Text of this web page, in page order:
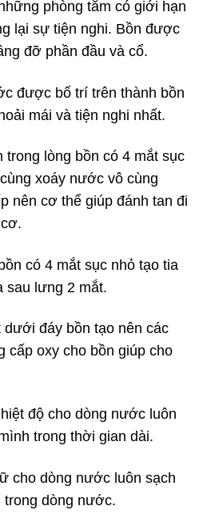
phòng tắm có giới hạn
lại sự tiện nghi. Bồn được
đỡ phần đầu và cổ.
được bố trí trên thành bồn
mái và tiện nghi nhất.
trong lòng bồn có 4 mắt sục
xoáy nước vô cùng
nên cơ thể giúp đánh tan đi
có 4 mắt sục nhỏ tạo tia
sau lưng 2 mắt.
đáy bồn tạo nên các
cấp oxy cho bồn giúp cho
độ cho dòng nước luôn
trong thời gian dài.
cho dòng nước luôn sạch
trong dòng nước.